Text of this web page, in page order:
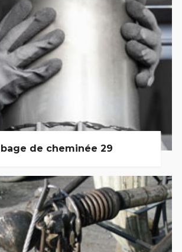
de cheminée 29